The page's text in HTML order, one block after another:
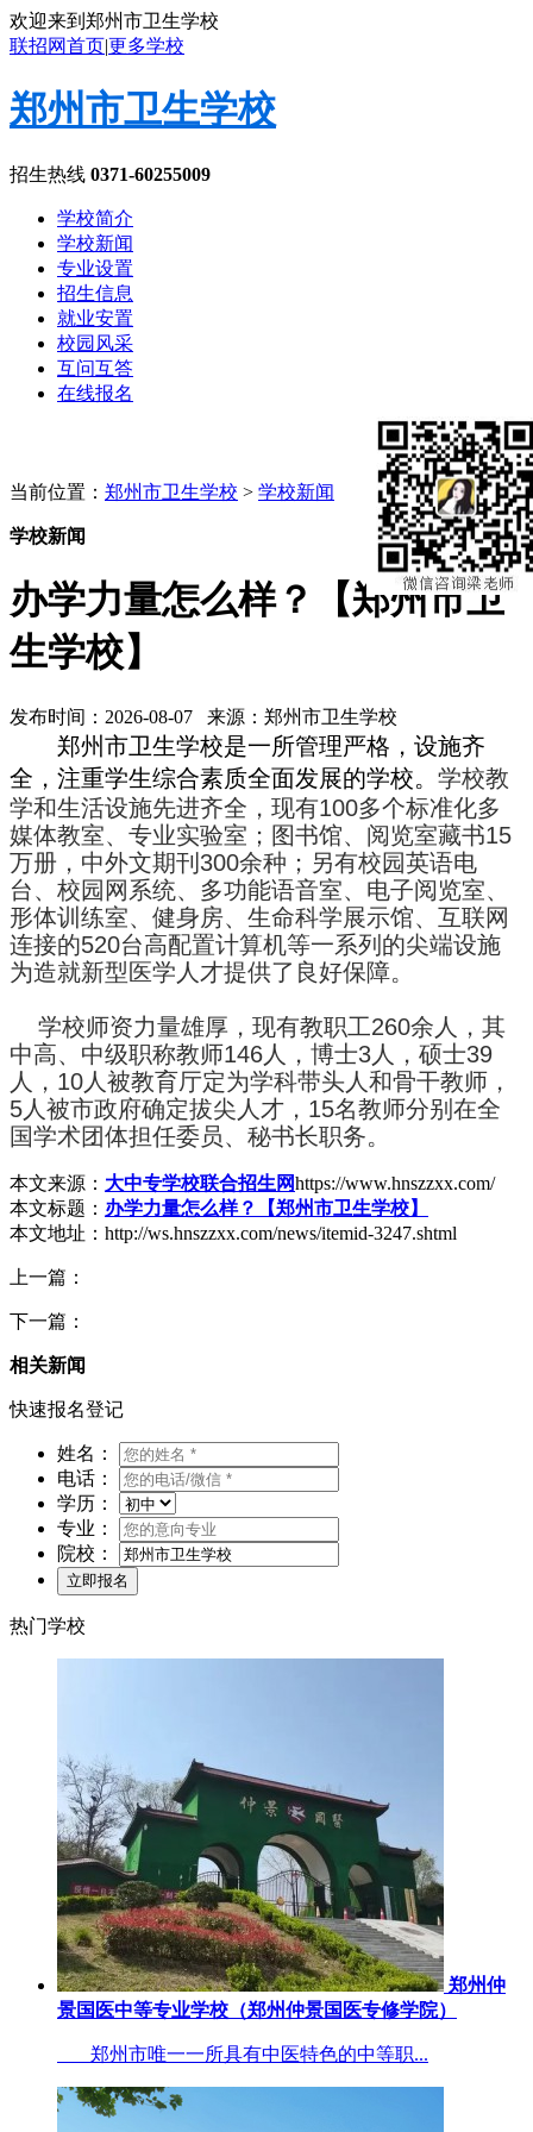
欢迎来到郑州市卫生学校
联招网首页|更多学校
郑州市卫生学校
招生热线 0371-60255009
学校简介
学校新闻
专业设置
招生信息
就业安置
校园风采
互问互答
在线报名
当前位置： 郑州市卫生学校 > 学校新闻
学校新闻
办学力量怎么样？【郑州市卫
生学校】
发布时间：2026-08-07 来源：郑州市卫生学校
郑州市卫生学校是一所管理严格，设施齐
全，注重学生综合素质全面发展的学校。 学校教
学和生活设施先进齐全，现有100多个标准化多
媒体教室、专业实验室；图书馆、阅览室藏书15
万册，中外文期刊300余种；另有校园英语电
台、校园网系统、多功能语音室、电子阅览室、
形体训练室、健身房、生命科学展示馆、互联网
连接的520台高配置计算机等一系列的尖端设施
为造就新型医学人才提供了良好保障。
学校师资力量雄厚，现有教职工260余人，其
中高、中级职称教师146人，博士3人，硕士39
人，10人被教育厅定为学科带头人和骨干教师，
5人被市政府确定拔尖人才，15名教师分别在全
国学术团体担任委员、秘书长职务。
本文来源： 大中专学校联合招生网https://www.hnszzxx.com/
本文标题： 办学力量怎么样？【郑州市卫生学校】
本文地址：http://ws.hnszzxx.com/news/itemid-3247.shtml
上一篇：
下一篇：
相关新闻
快速报名登记
姓名：
电话：
学历：
专业：
院校：
热门学校
郑州仲
景国医中等专业学校（郑州仲景国医专修学院）
郑州市唯一一所具有中医特色的中等职...